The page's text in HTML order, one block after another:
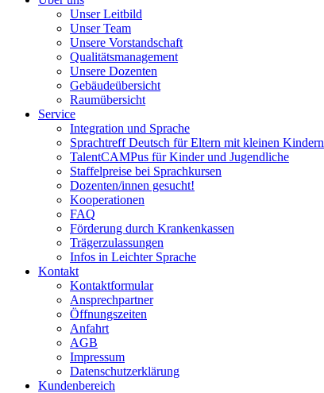
Unser Leitbild
Unser Team
Unsere Vorstandschaft
Qualitätsmanagement
Unsere Dozenten
Gebäudeübersicht
Raumübersicht
Service
Integration und Sprache
Sprachtreff Deutsch für Eltern mit kleinen Kindern
TalentCAMPus für Kinder und Jugendliche
Staffelpreise bei Sprachkursen
Dozenten/innen gesucht!
Kooperationen
FAQ
Förderung durch Krankenkassen
Trägerzulassungen
Infos in Leichter Sprache
Kontakt
Kontaktformular
Ansprechpartner
Öffnungszeiten
Anfahrt
AGB
Impressum
Datenschutzerklärung
Kundenbereich